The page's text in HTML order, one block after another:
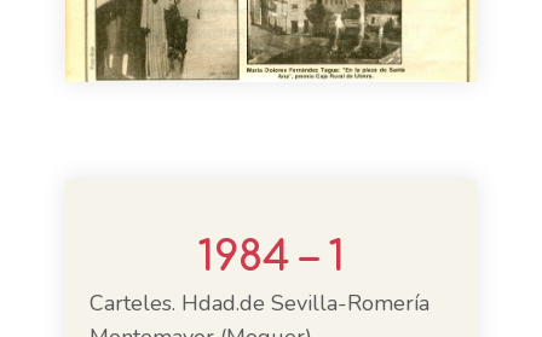
1984 – 1
Carteles. Hdad.de Sevilla-Romería